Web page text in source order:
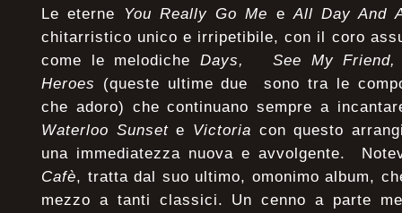
Le eterne
You Really Go Me eAll Day And
chitarristico unico e irripetibile, con il coro
come le melodiche Days, See My Friend,
Heroes (queste ultime due sono tra le
che adoro) che continuano sempre a
Waterloo Sunsete Victoria con questo
una immediatezza nuova e avvolgente.
Cafè, tratta dal suo ultimo, omonimo album,
mezzo a tanti classici. Un cenno a parte